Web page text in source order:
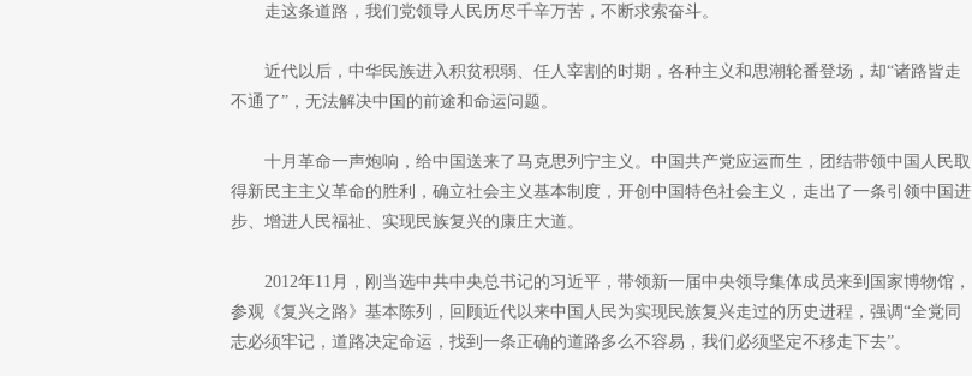
走这条道路，我们党领导人民历尽千辛万苦，不断求索奋斗。
近代以后，中华民族进入积贫积弱、任人宰割的时期，各种主义和思潮轮番登场，却“诸路皆走
不通了”，无法解决中国的前途和命运问题。
十月革命一声炮响，给中国送来了马克思列宁主义。中国共产党应运而生，团结带领中国人民取
得新民主主义革命的胜利，确立社会主义基本制度，开创中国特色社会主义，走出了一条引领中国进
步、增进人民福祉、实现民族复兴的康庄大道。
2012年11月，刚当选中共中央总书记的习近平，带领新一届中央领导集体成员来到国家博物馆，
参观《复兴之路》基本陈列，回顾近代以来中国人民为实现民族复兴走过的历史进程，强调“全党同
志必须牢记，道路决定命运，找到一条正确的道路多么不容易，我们必须坚定不移走下去”。